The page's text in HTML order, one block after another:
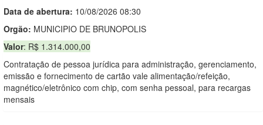
Data de abertura: 10/08/2026 08:30
Orgão: MUNICIPIO DE BRUNOPOLIS
Valor: R$ 1.314.000,00
Contratação de pessoa jurídica para administração, gerenciamento,
emissão e fornecimento de cartão vale alimentação/refeição,
magnético/eletrônico com chip, com senha pessoal, para recargas
mensais